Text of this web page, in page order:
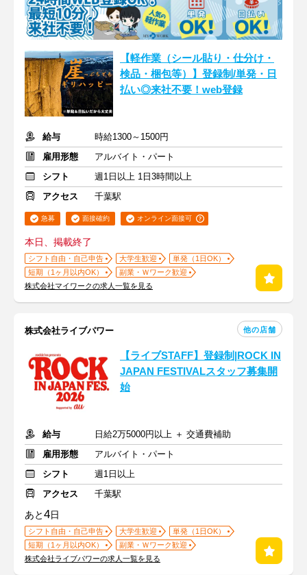
【軽作業（シール貼り・仕分け・
検品・梱包等）】登録制/単発・日
払い◎来社不要！web登録
給与
時給1300～1500円
雇用形態
アルバイト・パート
シフト
週1日以上 1日3時間以上
アクセス
千葉駅
急募 面接確約 オンライン面接可
本日、掲載終了
シフト自由・自己申告 大学生歓迎
単発（1日OK）
短期（1ヶ月以内OK）
副業・Ｗワーク歓迎
株式会社マイワークの求人一覧を見る
株式会社ライブパワー 他の店舗
【ライブSTAFF】登録制|ROCK IN
JAPAN FESTIVALスタッフ募集開
始
給与
日給2万5000円以上 ＋ 交通費補助
雇用形態
アルバイト・パート
シフト
週1日以上
アクセス
千葉駅
あと4日
シフト自由・自己申告 大学生歓迎
単発（1日OK）
短期（1ヶ月以内OK）
副業・Ｗワーク歓迎
株式会社ライブパワーの求人一覧を見る